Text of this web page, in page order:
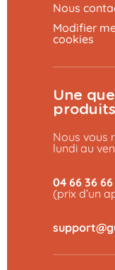
Nous
Modifier
cookies
Une
Nous vous
lundi au
04 66 36
(prix d’un